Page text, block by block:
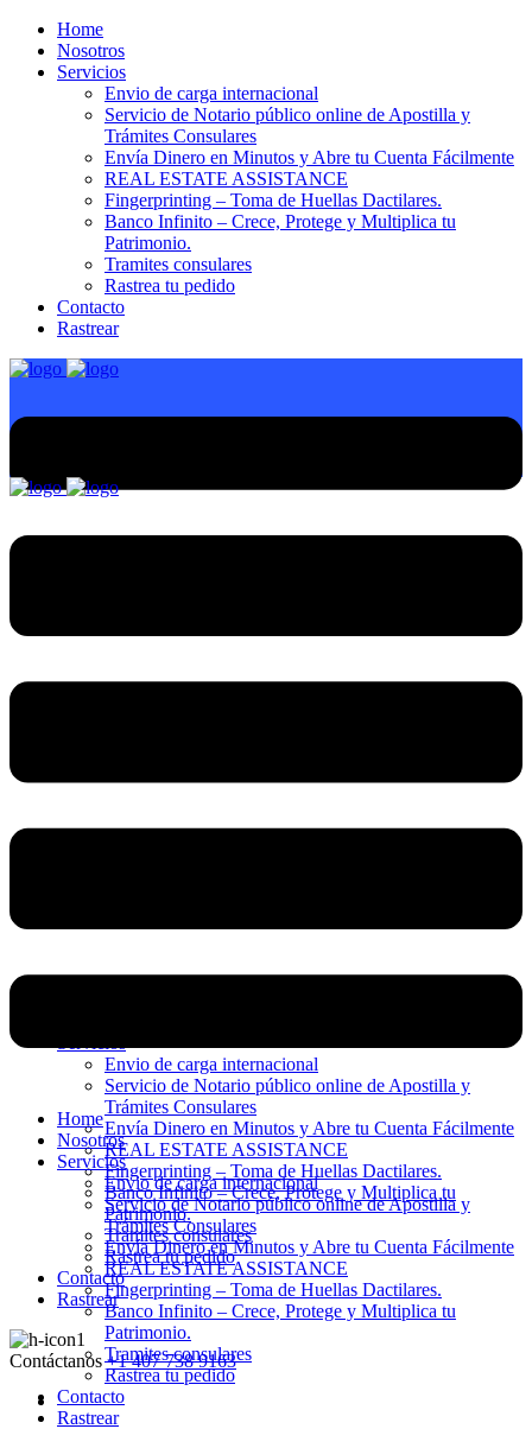
Home
Nosotros
Servicios
Envio de carga internacional
Servicio de Notario público online de Apostilla y
Trámites Consulares
Envía Dinero en Minutos y Abre tu Cuenta Fácilmente
REAL ESTATE ASSISTANCE
Fingerprinting – Toma de Huellas Dactilares.
Banco Infinito – Crece, Protege y Multiplica tu
Patrimonio.
Tramites consulares
Rastrea tu pedido
Contacto
Rastrear
Envio de carga internacional
Servicio de Notario público online de Apostilla y
Trámites Consulares
Envía Dinero en Minutos y Abre tu Cuenta Fácilmente
REAL ESTATE ASSISTANCE
Fingerprinting – Toma de Huellas Dactilares.
Banco Infinito – Crece, Protege y Multiplica tu
Patrimonio.
Tramites consulares
Rastrea tu pedido
Contacto
Rastrear
Contáctanos +1 407 738 9163
Home
Nosotros
Servicios
Envio de carga internacional
Servicio de Notario público online de Apostilla y
Trámites Consulares
Envía Dinero en Minutos y Abre tu Cuenta Fácilmente
REAL ESTATE ASSISTANCE
Fingerprinting – Toma de Huellas Dactilares.
Banco Infinito – Crece, Protege y Multiplica tu
Patrimonio.
Tramites consulares
Rastrea tu pedido
Contacto
Rastrear